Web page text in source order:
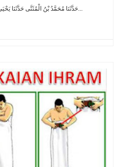
حَدَّثَنَا مُحَمَّدُ بْنُ الْمُثَنَّى حَدَّثَنَا يَحْيَى عَنْ سُفْيَ...